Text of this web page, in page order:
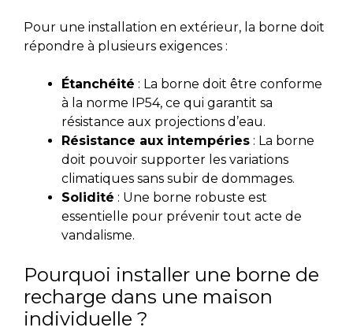
Pour une installation en extérieur, la borne doit
répondre à plusieurs exigences :
Étanchéité : La borne doit être conforme
à la norme IP54, ce qui garantit sa
résistance aux projections d’eau.
Résistance aux intempéries : La borne
doit pouvoir supporter les variations
climatiques sans subir de dommages.
Solidité : Une borne robuste est
essentielle pour prévenir tout acte de
vandalisme.
Pourquoi installer une borne de
recharge dans une maison
individuelle ?